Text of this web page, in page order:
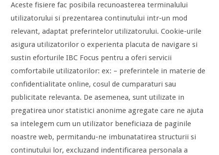
Aceste fisiere fac posibila recunoasterea terminalului
utilizatorului si prezentarea continutului intr-un mod
relevant, adaptat preferintelor utilizatorului. Cookie-urile
asigura utilizatorilor o experienta placuta de navigare si
sustin eforturile IBC Focus pentru a oferi servicii
comfortabile utilizatorilor: ex: – preferintele in materie de
confidentialitate online, cosul de cumparaturi sau
publicitate relevanta. De asemenea, sunt utilizate in
pregatirea unor statistici anonime agregate care ne ajuta
sa intelegem cum un utilizator beneficiaza de paginile
noastre web, permitandu-ne imbunatatirea structurii si
continutului lor, excluzand indentificarea personala a